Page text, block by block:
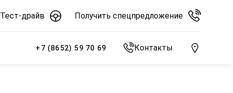
Тест-драйв Получить спецпредложение
+7 (8652) 59 70 69 Контакты